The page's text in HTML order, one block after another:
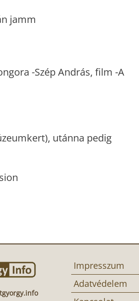
jamm
-Szép András, film -A
utánna pedig
Impresszum
Adatvédelem